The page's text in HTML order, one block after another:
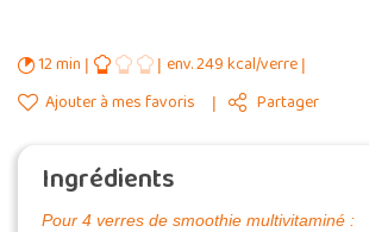
12 min
env. 249 kcal/verre
Ajouter à mes favoris
Partager
Ingrédients
Pour 4 verres de smoothie multivitaminé :